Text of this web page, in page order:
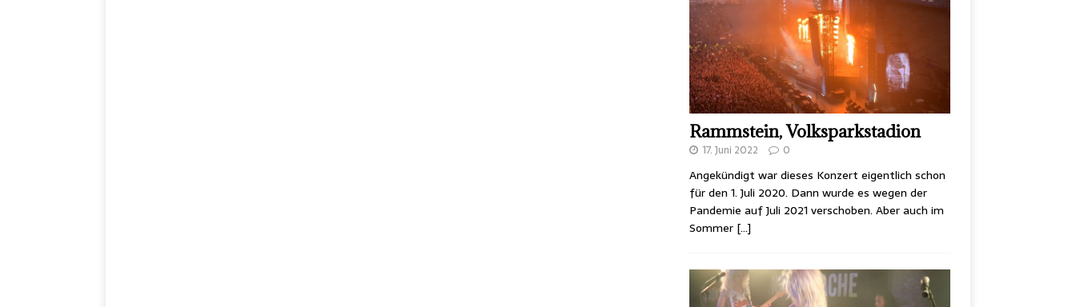
Rammstein, Volksparkstadion
17. Juni 2022 0
Angekündigt war dieses Konzert eigentlich schon
für den 1. Juli 2020. Dann wurde es wegen der
Pandemie auf Juli 2021 verschoben. Aber auch im
Sommer […]